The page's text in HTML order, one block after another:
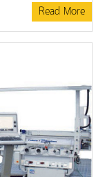
Read More